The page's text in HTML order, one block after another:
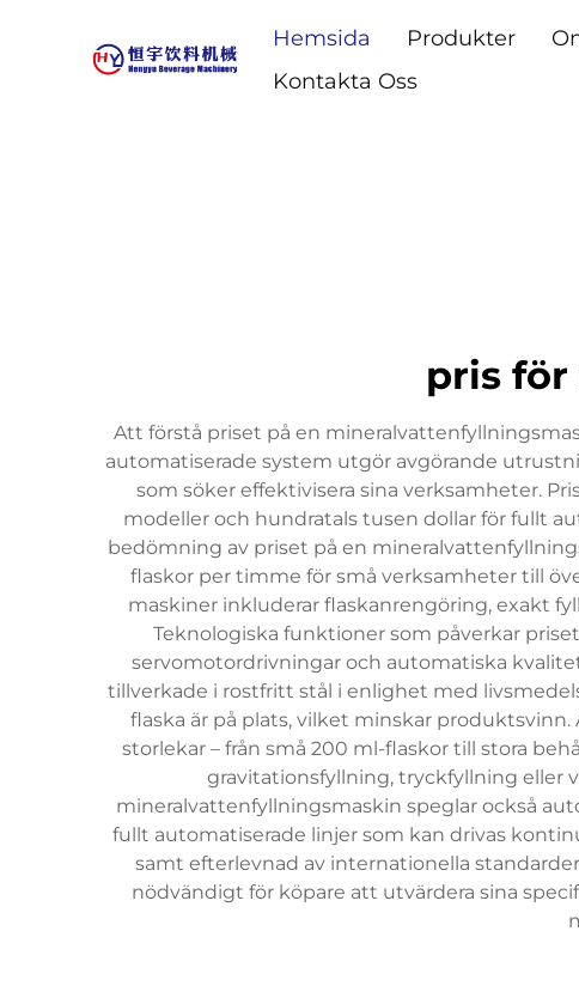
Hemsida Produkter
Kontakta Oss
pris
Att förstå priset på en
automatiserade system utgör avgörande
som söker effektivisera sina verksamheter.
modeller och hundratals tusen dollar för fullt
bedömning av priset på en
flaskor per timme för små verksamheter till
maskiner inkluderar flaskanrengöring, exakt
Teknologiska funktioner som påverkar
servomotordrivningar och automatiska
tillverkade i rostfritt stål i enlighet med
flaska är på plats, vilket minskar
storlekar – från små 200 ml-flaskor till stora
gravitationsfyllning, tryckfyllning eller
mineralvattenfyllningsmaskin speglar också
fullt automatiserade linjer som kan drivas
samt efterlevnad av internationella
nödvändigt för köpare att utvärdera sina